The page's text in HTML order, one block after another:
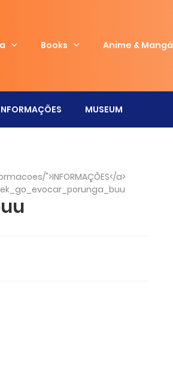
Books Anime & Mangá
MUSEUM
">INFORMAÇÕES</a>